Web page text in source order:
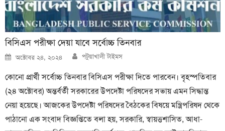
বিসিএস পরীক্ষা দেয়া যাবে সর্বোচ্চ তিনবার
Posted
on
অক্টোবর ২৪, ২০২৪ Author
পটুয়াখালী টাইমস
কোনো প্রার্থী সর্বোচ্চ তিনবার বিসিএস পরীক্ষা দিতে পারবেন। বৃহস্পতিবার
(২৪ অক্টোবর) অন্তর্বর্তী সরকারের উপদেষ্টা পরিষদের সভায় এমন সিদ্ধান্ত
নেয়া হয়েছে। আজকের উপদেষ্টা পরিষদের বৈঠকের বিষয়ে মন্ত্রিপরিষদ থেকে
পাঠানো এক সংবাদ বিজ্ঞপ্তিতে বলা হয়, সরকারি, স্বায়ত্তশাসিত, আধা-